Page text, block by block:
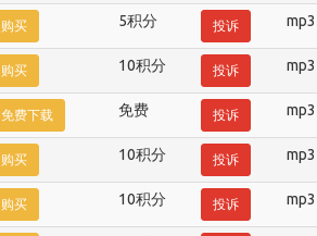
购买 5积分 投诉 mp3
购买 10积分 投诉 mp3
免费下载 免费 投诉 mp3
购买 10积分 投诉 mp3
购买 10积分 投诉 mp3